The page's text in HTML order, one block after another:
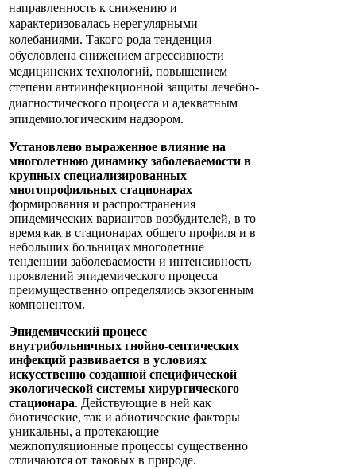
направленность к снижению и
характеризовалась нерегулярными
колебаниями. Такого рода тенденция
обусловлена снижением агрессивности
медицинских технологий, повышением
степени антиинфекционной защиты лечебно-
диагностического процесса и адекватным
эпидемиологическим надзором.
Установлено выраженное влияние на
многолетнюю динамику заболеваемости в
крупных специализированных
многопрофильных стационарах
формирования и распространения
эпидемических вариантов возбудителей, в то
время как в стационарах общего профиля и в
небольших больницах многолетние
тенденции заболеваемости и интенсивность
проявлений эпидемического процесса
преимущественно определялись экзогенным
компонентом.
Эпидемический процесс
внутрибольничных гнойно-септических
инфекций развивается в условиях
искусственно созданной специфической
экологической системы хирургического
стационара. Действующие в ней как
биотические, так и абиотические факторы
уникальны, а протекающие
межпопуляционные процессы существенно
отличаются от таковых в природе.